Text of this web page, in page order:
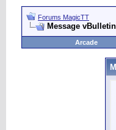
Forums MagicTT
Message vBulletin
Arcade